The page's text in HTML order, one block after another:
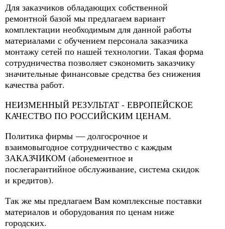
Для заказчиков обладающих собственной
ремонтной базой мы предлагаем вариант
комплектации необходимым для данной работы
материалами с обучением персонала заказчика
монтажу сетей по нашей технологии. Такая форма
сотрудничества позволяет сэкономить заказчику
значительные финансовые средства без снижения
качества работ.
НЕИЗМЕННЫЙ РЕЗУЛЬТАТ - ЕВРОПЕЙСКОЕ
КАЧЕСТВО ПО РОССИЙСКИМ ЦЕНАМ.
Политика фирмы — долгосрочное и
взаимовыгодное сотрудничество с каждым
ЗАКАЗЧИКОМ (абонементное и
послегарантийное обслуживание, система скидок
и кредитов).
Так же мы предлагаем Вам комплексные поставки
материалов и оборудования по ценам ниже
городских.